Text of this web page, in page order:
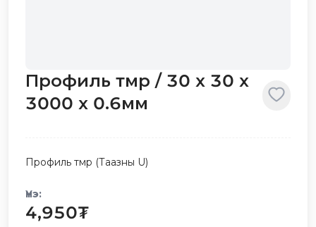
Профиль төмөр / 30 х 30 х
3000 х 0.6мм
Профиль төмөр (Таазны U)
Үнэ:
4,950₮